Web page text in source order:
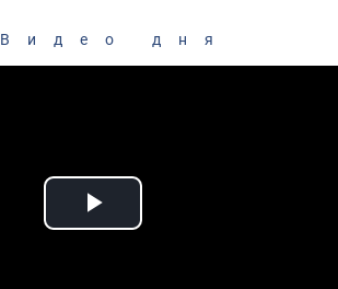
Видео дня
Play Video